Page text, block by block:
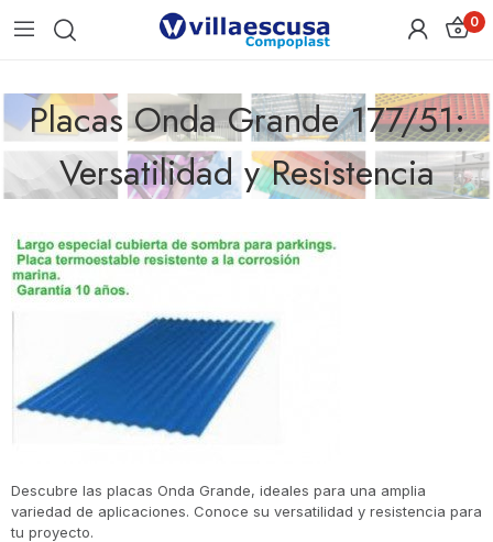
0
Placas Onda Grande 177/51:
Versatilidad y Resistencia
Descubre las placas Onda Grande, ideales para una amplia
variedad de aplicaciones. Conoce su versatilidad y resistencia para
tu proyecto.